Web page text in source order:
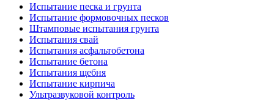
Испытание песка и грунта
Испытание формовочных песков
Штамповые испытания грунта
Испытания свай
Испытания асфальтобетона
Испытание бетона
Испытания щебня
Испытание кирпича
Ультразвуковой контроль